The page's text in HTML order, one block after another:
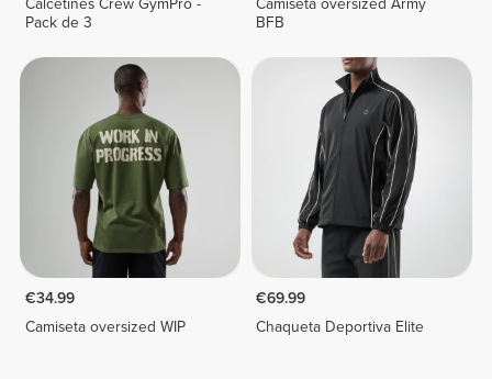
Pack de 3
BFB
€34.99
Camiseta oversized WIP
€69.99
Chaqueta Deportiva Elite